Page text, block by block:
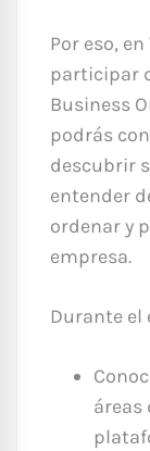
Por eso,
participar
Business
podrás
descubrir
entender
ordenar y
empresa.
Durante el
áreas